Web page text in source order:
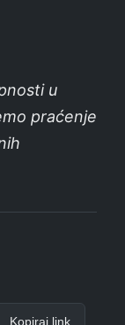
u
praćenje
Kopiraj link